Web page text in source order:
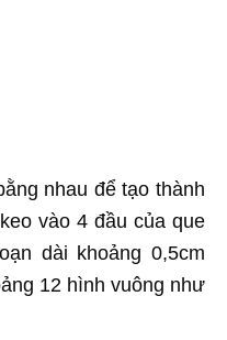
nhau để tạo thành
vào 4 đầu của que
dài khoảng 0,5cm
12 hình vuông như